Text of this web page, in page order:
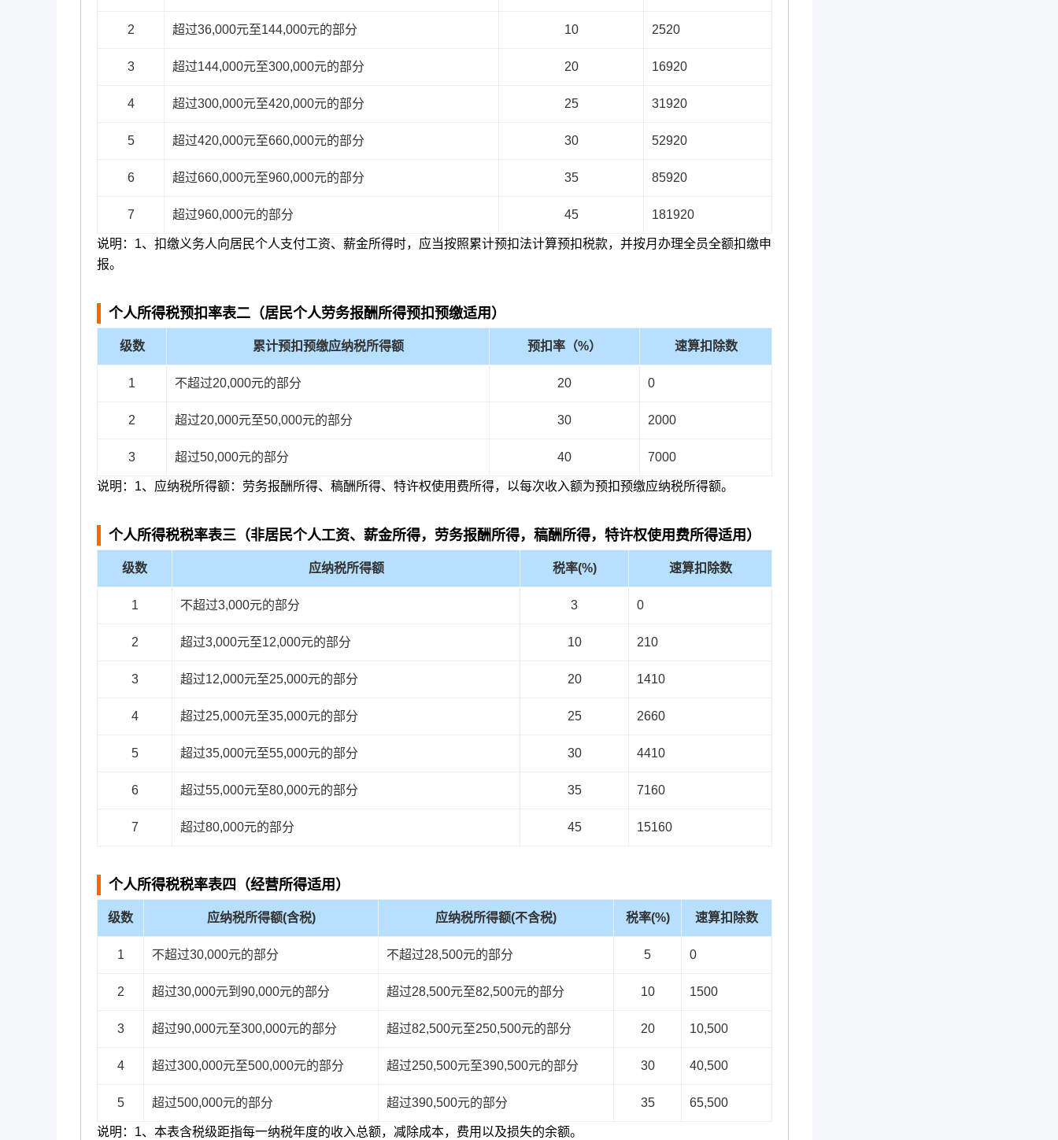
2 超过36,000元至144,000元的部分 10 2520
3 超过144,000元至300,000元的部分 20 16920
4 超过300,000元至420,000元的部分 25 31920
5 超过420,000元至660,000元的部分 30 52920
6 超过660,000元至960,000元的部分 35 85920
7 超过960,000元的部分 45 181920
说明：1、扣缴义务人向居民个人支付工资、薪金所得时，应当按照累计预扣法计算预扣税款，并按月办理全员全额扣缴申
报。
个人所得税预扣率表二（居民个人劳务报酬所得预扣预缴适用）
级数 累计预扣预缴应纳税所得额 预扣率（%） 速算扣除数
1 不超过20,000元的部分 20 0
2 超过20,000元至50,000元的部分 30 2000
3 超过50,000元的部分 40 7000
说明：1、应纳税所得额：劳务报酬所得、稿酬所得、特许权使用费所得，以每次收入额为预扣预缴应纳税所得额。
个人所得税税率表三（非居民个人工资、薪金所得，劳务报酬所得，稿酬所得，特许权使用费所得适用）
级数 应纳税所得额 税率(%) 速算扣除数
1 不超过3,000元的部分 3 0
2 超过3,000元至12,000元的部分 10 210
3 超过12,000元至25,000元的部分 20 1410
4 超过25,000元至35,000元的部分 25 2660
5 超过35,000元至55,000元的部分 30 4410
6 超过55,000元至80,000元的部分 35 7160
7 超过80,000元的部分 45 15160
个人所得税税率表四（经营所得适用）
级数 应纳税所得额(含税) 应纳税所得额(不含税) 税率(%) 速算扣除数
1 不超过30,000元的部分 不超过28,500元的部分 5 0
2 超过30,000元到90,000元的部分 超过28,500元至82,500元的部分 10 1500
3 超过90,000元至300,000元的部分 超过82,500元至250,500元的部分 20 10,500
4 超过300,000元至500,000元的部分 超过250,500元至390,500元的部分 30 40,500
5 超过500,000元的部分 超过390,500元的部分 35 65,500
说明：1、本表含税级距指每一纳税年度的收入总额，减除成本，费用以及损失的余额。